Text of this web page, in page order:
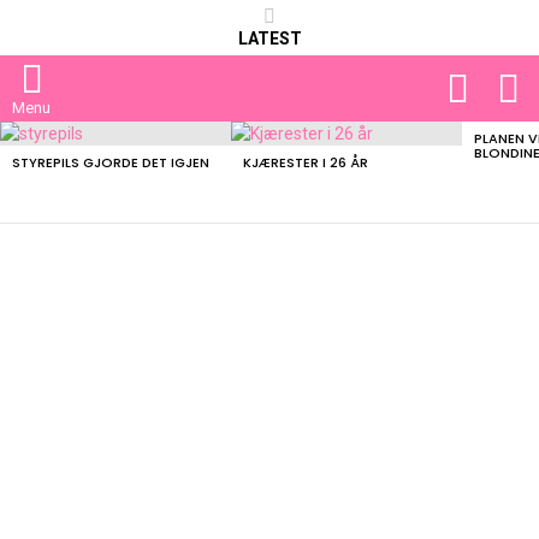
LATEST
Menu
LATEST
STYREPILS GJORDE DET IGJEN KJÆRESTER I 26 ÅR
PLANEN